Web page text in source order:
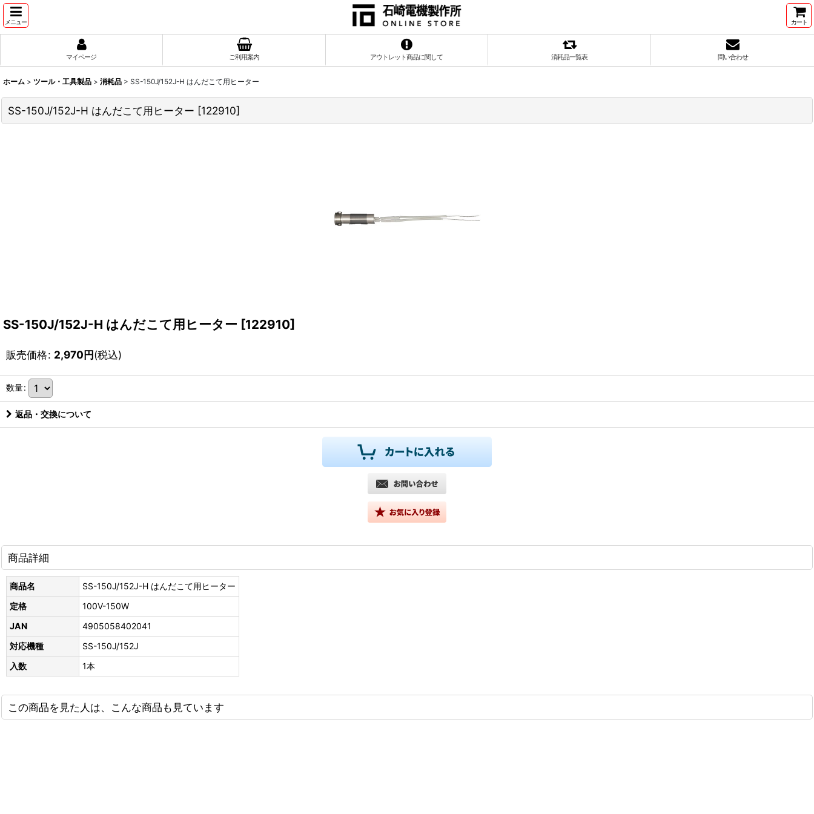
メニュー カート
マイページ ご利用案内 アウトレット商品に関して 消耗品一覧表 問い合わせ
ホーム > ツール・工具製品 > 消耗品 > SS-150J/152J-H はんだこて用ヒーター
SS-150J/152J-H はんだこて用ヒーター [122910]
SS-150J/152J-H はんだこて用ヒーター [122910]
販売価格: 2,970円(税込)
数量:
返品・交換について
商品詳細
商品名
SS-150J/152J-H はんだこて用ヒーター
定格
100V-150W
JAN
4905058402041
対応機種
SS-150J/152J
入数
1本
この商品を見た人は、こんな商品も見ています